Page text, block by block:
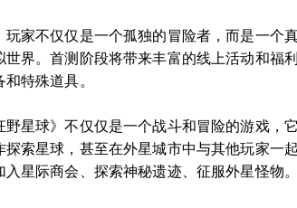
玩家不仅仅是一个孤独的冒险者，而是一个
世界。首测阶段将带来丰富的线上活动和福
特殊道具。
野星球》不仅仅是一个战斗和冒险的游戏，
探索星球，甚至在外星城市中与其他玩家一
入星际商会、探索神秘遗迹、征服外星怪物